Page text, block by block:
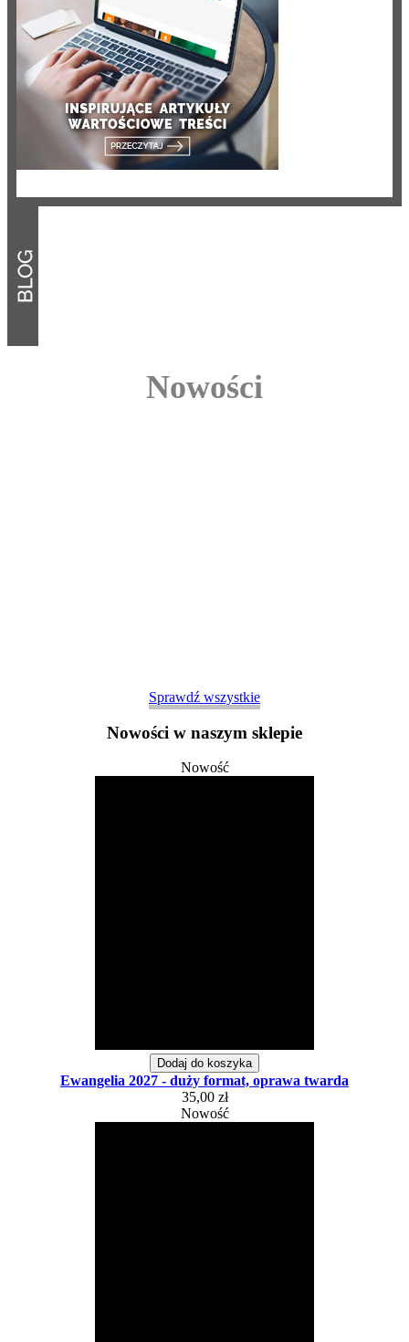
Nowości
Sprawdź wszystkie
Nowości w naszym sklepie
Nowość
Dodaj do koszyka
Ewangelia 2027 - duży format, oprawa twarda
35,00 zł
Nowość